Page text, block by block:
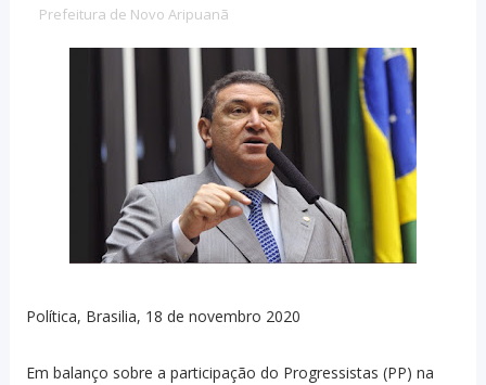
Prefeitura de Novo Aripuanã
Política, Brasilia, 18 de novembro 2020
Em balanço sobre a participação do Progressistas (PP) na